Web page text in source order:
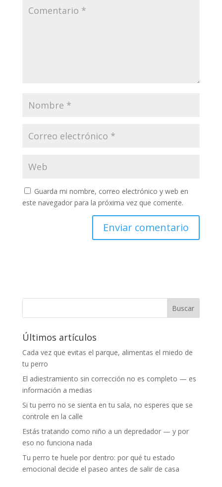
Guarda mi nombre, correo electrónico y web en
este navegador para la próxima vez que comente.
Últimos artículos
Cada vez que evitas el parque, alimentas el miedo de
tu perro
El adiestramiento sin corrección no es completo — es
información a medias
Si tu perro no se sienta en tu sala, no esperes que se
controle en la calle
Estás tratando como niño a un depredador — y por
eso no funciona nada
Tu perro te huele por dentro: por qué tu estado
emocional decide el paseo antes de salir de casa